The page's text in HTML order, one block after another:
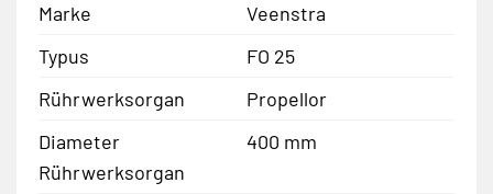
Marke
Veenstra
Typus
FO 25
Rührwerksorgan
Propellor
Diameter
Rührwerksorgan
400 mm